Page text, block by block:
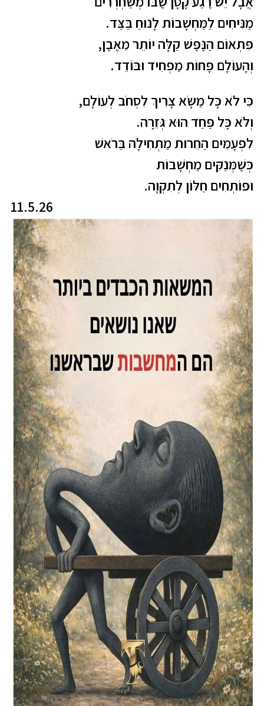
מַנִּיחִים לַמַּחְשָׁבוֹת לָנוּחַ בַּצַּד.
פִּתְאוֹם הַנֶּפֶשׁ קַלָּה יוֹתֵר מֵאֶבֶן,
וְהָעוֹלָם פָּחוֹת מַפְחִיד וּבּוֹדֵד.
כִּי לֹא כָּל מַשָּׂא צָרִיךְ לִסְחֹב לְעוֹלָם,
וְלֹא כָּל פַּחַד הוּא גְּזֵרָה.
לִפְעָמִים הַחֵרוּת מַתְחִילָה בַּרֹאשׁ
כְּשֶׁמְּנַקִּים מַחְשָׁבוֹת
וּפוֹתְחִים חַלּוֹן לְתִקְוָה.
11.5.26